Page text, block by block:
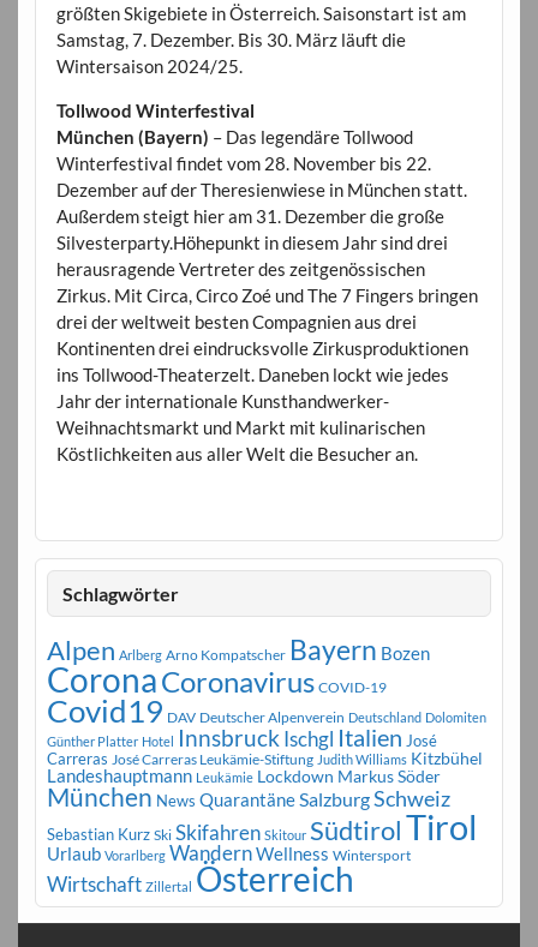
größten Skigebiete in Österreich. Saisonstart ist am
Samstag, 7. Dezember. Bis 30. März läuft die
Wintersaison 2024/25.
Tollwood Winterfestival
München (Bayern) – Das legendäre Tollwood
Winterfestival findet vom 28. November bis 22.
Dezember auf der Theresienwiese in München statt.
Außerdem steigt hier am 31. Dezember die große
Silvesterparty.Höhepunkt in diesem Jahr sind drei
herausragende Vertreter des zeitgenössischen
Zirkus. Mit Circa, Circo Zoé und The 7 Fingers bringen
drei der weltweit besten Compagnien aus drei
Kontinenten drei eindrucksvolle Zirkusproduktionen
ins Tollwood-Theaterzelt. Daneben lockt wie jedes
Jahr der internationale Kunsthandwerker-
Weihnachtsmarkt und Markt mit kulinarischen
Köstlichkeiten aus aller Welt die Besucher an.
Schlagwörter
Alpen Arlberg Arno Kompatscher Bayern Bozen
CoronaCoronavirus COVID-19
Covid19 DAV Deutscher Alpenverein Deutschland Dolomiten
Günther Platter Hotel Innsbruck Ischgl Italien José
Carreras José Carreras Leukämie-Stiftung Judith Williams Kitzbühel
Landeshauptmann Leukämie Lockdown Markus Söder
München News Quarantäne SalzburgSchweiz
Sebastian Kurz Ski Skifahren Skitour SüdtirolTirol
Urlaub Vorarlberg WandernWellness Wintersport
Wirtschaft Zillertal Österreich